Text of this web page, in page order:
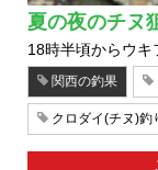
夏の夜のチヌ
18時半頃からウキ
関西の釣果
クロダイ(チヌ)釣